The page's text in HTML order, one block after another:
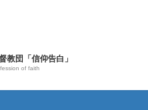
教団「信仰告白」
of faith